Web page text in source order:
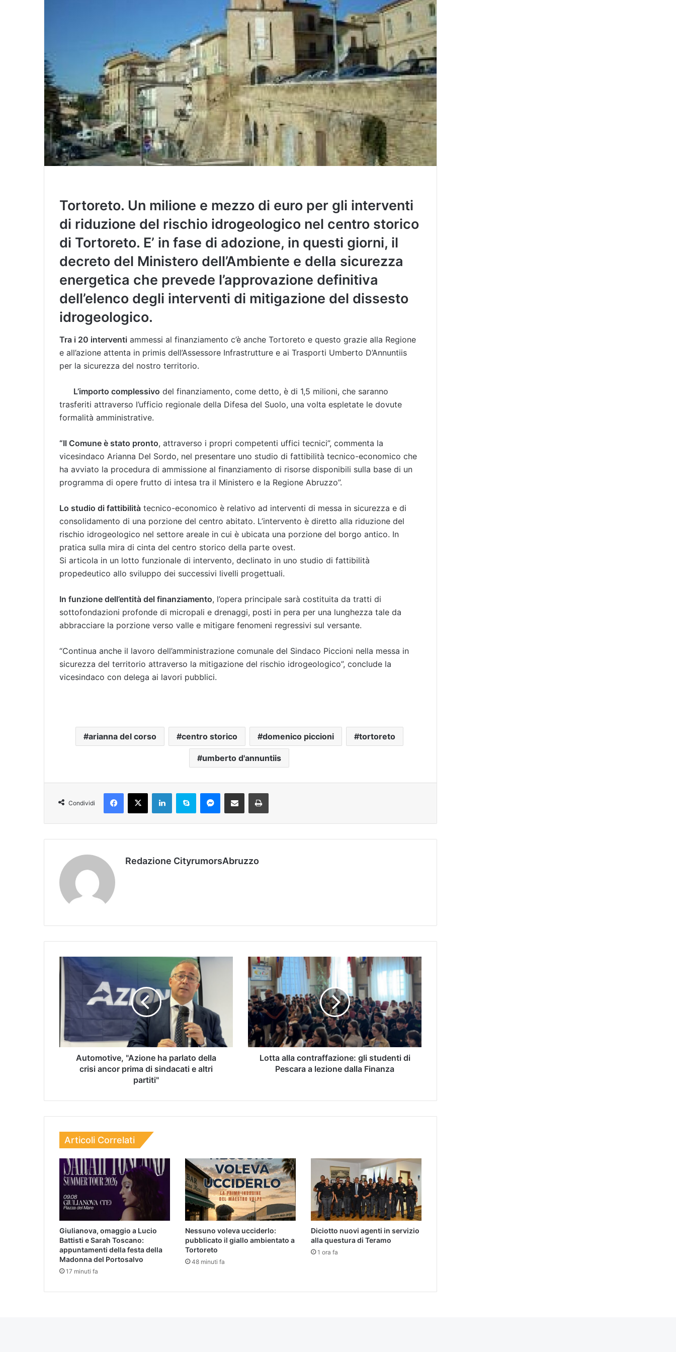
Tortoreto. Un milione e mezzo di euro per gli interventi
di riduzione del rischio idrogeologico nel centro storico
di Tortoreto. E’ in fase di adozione, in questi giorni, il
decreto del Ministero dell’Ambiente e della sicurezza
energetica che prevede l’approvazione definitiva
dell’elenco degli interventi di mitigazione del dissesto
idrogeologico.
Tra i 20 interventi ammessi al finanziamento c’è anche Tortoreto e questo grazie alla Regione
e all’azione attenta in primis dell’Assessore Infrastrutture e ai Trasporti Umberto D’Annuntiis
per la sicurezza del nostro territorio.
L’importo complessivo del finanziamento, come detto, è di 1,5 milioni, che saranno
trasferiti attraverso l’ufficio regionale della Difesa del Suolo, una volta espletate le dovute
formalità amministrative.
“Il Comune è stato pronto, attraverso i propri competenti uffici tecnici”, commenta la
vicesindaco Arianna Del Sordo, nel presentare uno studio di fattibilità tecnico-economico che
ha avviato la procedura di ammissione al finanziamento di risorse disponibili sulla base di un
programma di opere frutto di intesa tra il Ministero e la Regione Abruzzo”.
Lo studio di fattibilità tecnico-economico è relativo ad interventi di messa in sicurezza e di
consolidamento di una porzione del centro abitato. L’intervento è diretto alla riduzione del
rischio idrogeologico nel settore areale in cui è ubicata una porzione del borgo antico. In
pratica sulla mira di cinta del centro storico della parte ovest.
Si articola in un lotto funzionale di intervento, declinato in uno studio di fattibilità
propedeutico allo sviluppo dei successivi livelli progettuali.
In funzione dell’entità del finanziamento, l’opera principale sarà costituita da tratti di
sottofondazioni profonde di micropali e drenaggi, posti in pera per una lunghezza tale da
abbracciare la porzione verso valle e mitigare fenomeni regressivi sul versante.
“Continua anche il lavoro dell’amministrazione comunale del Sindaco Piccioni nella messa in
sicurezza del territorio attraverso la mitigazione del rischio idrogeologico”, conclude la
vicesindaco con delega ai lavori pubblici.
arianna del corso centro storico domenico piccioni tortoreto
umberto d'annuntiis
Condividi
Redazione CityrumorsAbruzzo
Automotive, "Azione ha parlato della
crisi ancor prima di sindacati e altri
partiti"
Lotta alla contraffazione: gli studenti di
Pescara a lezione dalla Finanza
Articoli Correlati
Giulianova, omaggio a Lucio
Battisti e Sarah Toscano:
appuntamenti della festa della
Madonna del Portosalvo
17 minuti fa
Nessuno voleva ucciderlo:
pubblicato il giallo ambientato a
Tortoreto
48 minuti fa
Diciotto nuovi agenti in servizio
alla questura di Teramo
1 ora fa